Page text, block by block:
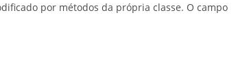
por métodos da própria classe. O campo